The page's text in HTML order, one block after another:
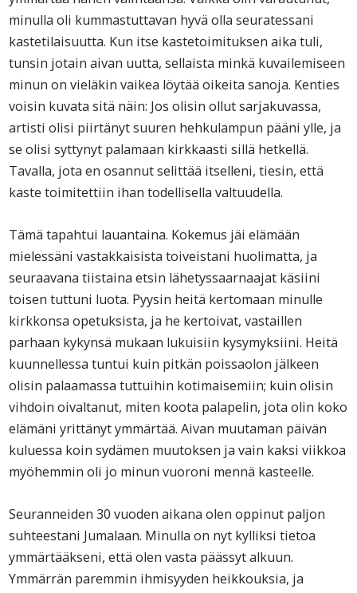
minulla oli kummastuttavan hyvä olla seuratessani
kastetilaisuutta. Kun itse kastetoimituksen aika tuli,
tunsin jotain aivan uutta, sellaista minkä kuvailemiseen
minun on vieläkin vaikea löytää oikeita sanoja. Kenties
voisin kuvata sitä näin: Jos olisin ollut sarjakuvassa,
artisti olisi piirtänyt suuren hehkulampun pääni ylle, ja
se olisi syttynyt palamaan kirkkaasti sillä hetkellä.
Tavalla, jota en osannut selittää itselleni, tiesin, että
kaste toimitettiin ihan todellisella valtuudella.
Tämä tapahtui lauantaina. Kokemus jäi elämään
mielessäni vastakkaisista toiveistani huolimatta, ja
seuraavana tiistaina etsin lähetyssaarnaajat käsiini
toisen tuttuni luota. Pyysin heitä kertomaan minulle
kirkkonsa opetuksista, ja he kertoivat, vastaillen
parhaan kykynsä mukaan lukuisiin kysymyksiini. Heitä
kuunnellessa tuntui kuin pitkän poissaolon jälkeen
olisin palaamassa tuttuihin kotimaisemiin; kuin olisin
vihdoin oivaltanut, miten koota palapelin, jota olin koko
elämäni yrittänyt ymmärtää. Aivan muutaman päivän
kuluessa koin sydämen muutoksen ja vain kaksi viikkoa
myöhemmin oli jo minun vuoroni mennä kasteelle.
Seuranneiden 30 vuoden aikana olen oppinut paljon
suhteestani Jumalaan. Minulla on nyt kylliksi tietoa
ymmärtääkseni, että olen vasta päässyt alkuun.
Ymmärrän paremmin ihmisyyden heikkouksia, ja